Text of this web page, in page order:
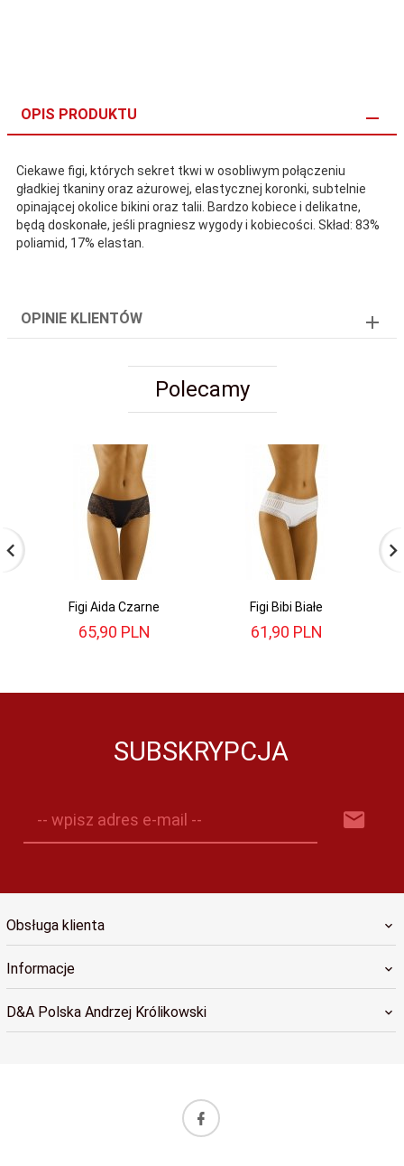
OPIS PRODUKTU
Ciekawe figi, których sekret tkwi w osobliwym połączeniu
gładkiej tkaniny oraz ażurowej, elastycznej koronki, subtelnie
opinającej okolice bikini oraz talii. Bardzo kobiece i delikatne,
będą doskonałe, jeśli pragniesz wygody i kobiecości. Skład: 83%
poliamid, 17% elastan.
OPINIE KLIENTÓW
Polecamy
Figi Aida Czarne
65,90 PLN
Figi Bibi Białe
61,90 PLN
SUBSKRYPCJA
-- wpisz adres e-mail --
Obsługa klienta
Informacje
D&A Polska Andrzej Królikowski